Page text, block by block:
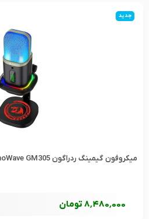
جدید
میکروفون گیمینگ ردراگون Redragon EchoWave GM305
8٬480٬000تومان